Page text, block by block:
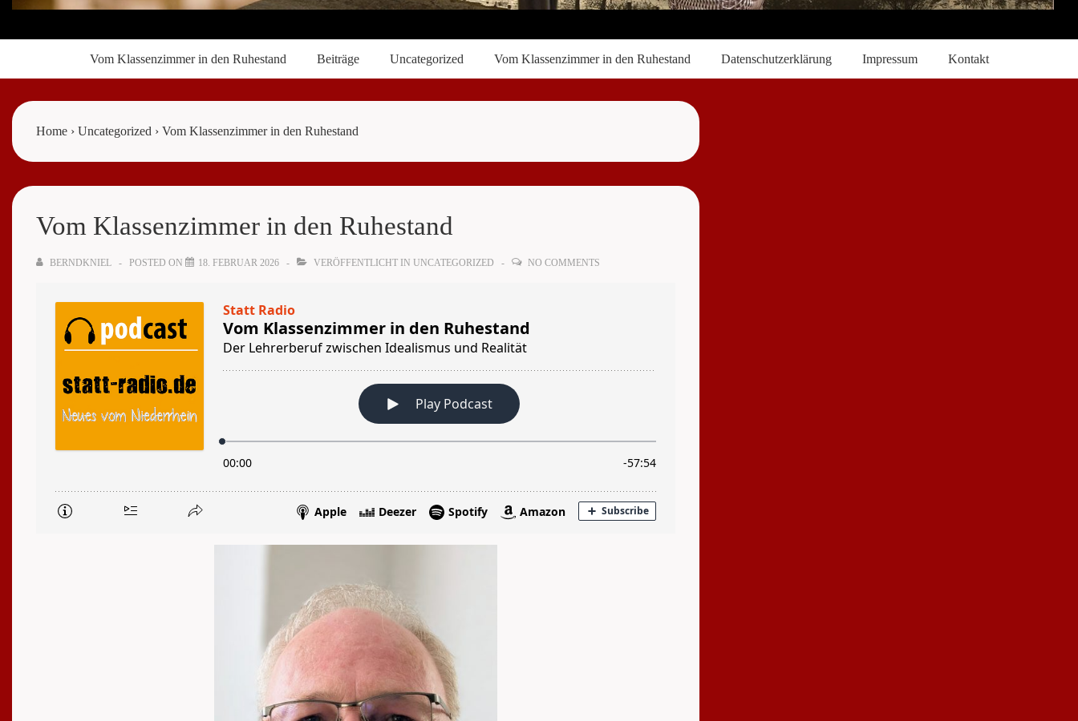
Navigation
Vom Klassenzimmer in den Ruhestand Beiträge Uncategorized Vom Klassenzimmer in den Ruhestand Datenschutzerklärung Impressum Kontakt
Home › Uncategorized › Vom Klassenzimmer in den Ruhestand
Vom Klassenzimmer in den Ruhestand
BERNDKNIEL POSTED ON 18. FEBRUAR 2026 VERÖFFENTLICHT IN UNCATEGORIZED NO COMMENTS